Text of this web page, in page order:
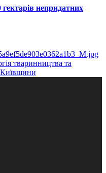
непридатних
тваринництва та
Київщини